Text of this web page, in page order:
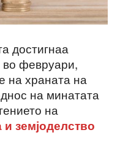
достигнаа
во февруари,
на храната на
на минатата
на
и земјоделство